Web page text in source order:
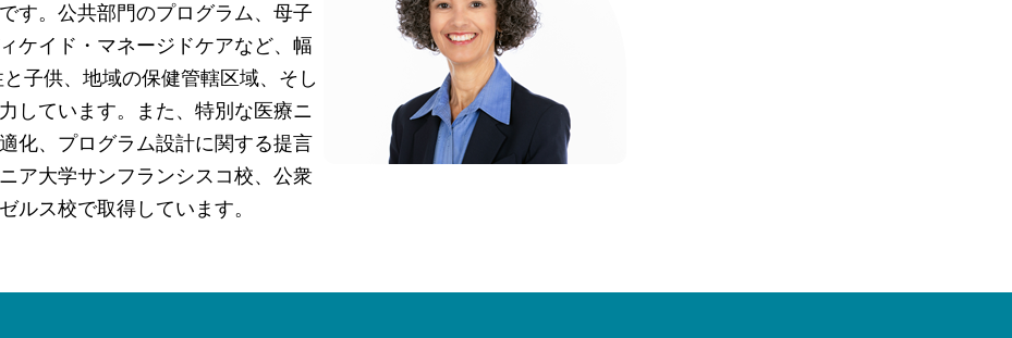
す。公共部門のプログラム、母子
ケイド・マネージドケアなど、幅
子供、地域の保健管轄区域、そし
しています。また、特別な医療ニ
化、プログラム設計に関する提言
ア大学サンフランシスコ校、公衆
ルス校で取得しています。